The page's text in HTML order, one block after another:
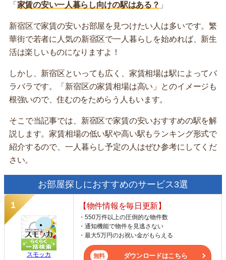
「 家賃の安い一人暮らし向けの駅はある？ 」
新宿区で家賃の安いお部屋を見つけたい人は多いです。繁
華街で若者に人気の新宿区で一人暮らしを始めれば、新生
活は楽しいものになりますよ！
しかし、新宿区といっても広く、家賃相場は駅によってバ
ラバラです。「新宿区の家賃相場は高い」とのイメージも
根強いので、住むのをためらう人もいます。
そこで当記事では、新宿区で家賃の安いおすすめの駅を解
説します。家賃相場の低い駅や高い駅もランキング形式で
紹介するので、一人暮らし予定の人はぜひ参考にしてくだ
さい。
お部屋探しにおすすめのサービス3選
スモッカ
【物件情報を毎日更新】
・550万件以上の圧倒的な物件数
・通知機能で物件を見逃さない
・最大5万円のお祝い金がもらえる
ダウンロードはこちら